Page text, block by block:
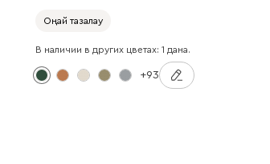
Оңай тазалау
В наличии в других цветах: 1 дана.
+93